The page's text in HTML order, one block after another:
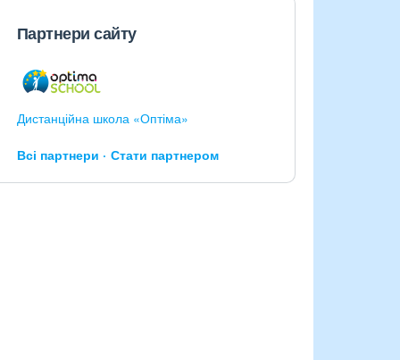
Партнери сайту
Дистанційна школа «Оптіма»
Всі партнери Стати партнером